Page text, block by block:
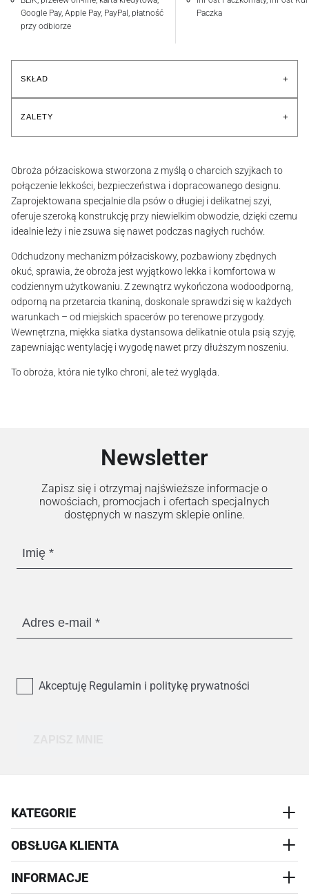
Google Pay, Apple Pay, PayPal, płatność
przy odbiorze
Paczka
SKŁAD +
ZALETY +
Obroża półzaciskowa stworzona z myślą o charcich szyjkach to
połączenie lekkości, bezpieczeństwa i dopracowanego designu.
Zaprojektowana specjalnie dla psów o długiej i delikatnej szyi,
oferuje szeroką konstrukcję przy niewielkim obwodzie, dzięki czemu
idealnie leży i nie zsuwa się nawet podczas nagłych ruchów.
Odchudzony mechanizm półzaciskowy, pozbawiony zbędnych
okuć, sprawia, że obroża jest wyjątkowo lekka i komfortowa w
codziennym użytkowaniu. Z zewnątrz wykończona wodoodporną,
odporną na przetarcia tkaniną, doskonale sprawdzi się w każdych
warunkach – od miejskich spacerów po terenowe przygody.
Wewnętrzna, miękka siatka dystansowa delikatnie otula psią szyję,
zapewniając wentylację i wygodę nawet przy dłuższym noszeniu.
To obroża, która nie tylko chroni, ale też wygląda.
Newsletter
Zapisz się i otrzymaj najświeższe informacje o
nowościach, promocjach i ofertach specjalnych
dostępnych w naszym sklepie online.
Imię
Adres e-mail
Akceptuję Regulamin i politykę prywatności
KATEGORIE
AKCESORIA
OBSŁUGA KLIENTA
REALIZACJA I WYSYŁKA
INFORMACJE